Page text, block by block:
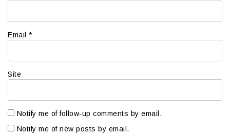
Email *
Site
Notify me of follow-up comments by email.
Notify me of new posts by email.